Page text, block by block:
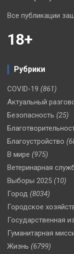
Все публикации
18+
Рубрики
COVID-19 (861)
Актуальный
Безопасность (25)
Благоустройство
В мире (975)
Ветеринарная
Выборы 2025 (10)
Город (8034)
Городское
Государственная
Гуманитарная
Жизнь (6799)